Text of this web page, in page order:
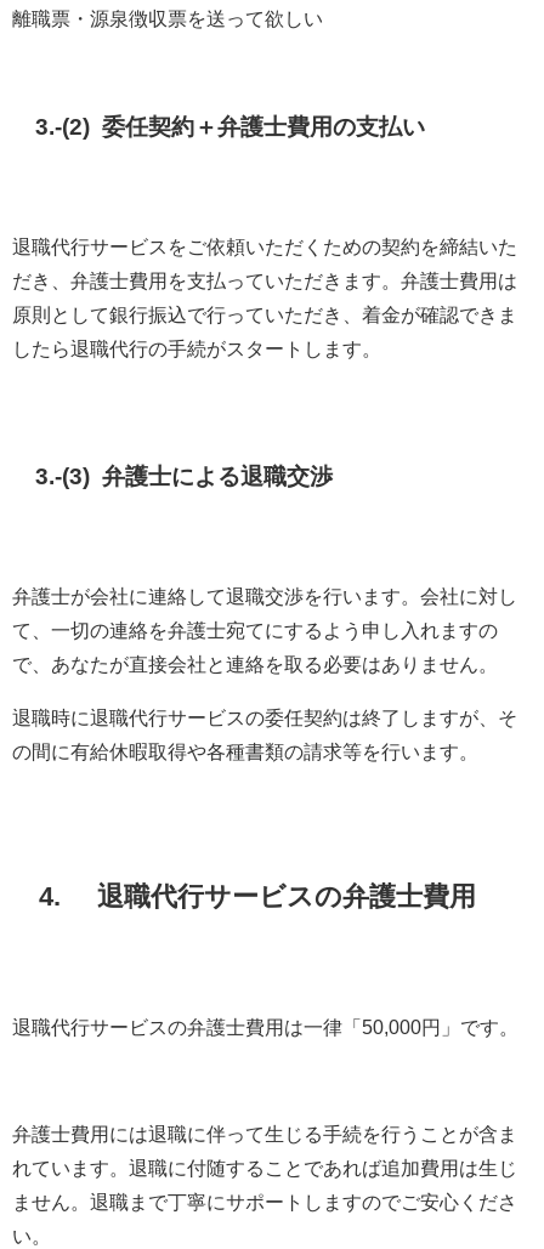
離職票・源泉徴収票を送って欲しい
3.-(2) 委任契約＋弁護士費用の支払い
退職代行サービスをご依頼いただくための契約を締結いた
だき、弁護士費用を支払っていただきます。弁護士費用は
原則として銀行振込で行っていただき、着金が確認できま
したら退職代行の手続がスタートします。
3.-(3) 弁護士による退職交渉
弁護士が会社に連絡して退職交渉を行います。会社に対し
て、一切の連絡を弁護士宛てにするよう申し入れますの
で、あなたが直接会社と連絡を取る必要はありません。
退職時に退職代行サービスの委任契約は終了しますが、そ
の間に有給休暇取得や各種書類の請求等を行います。
4. 退職代行サービスの弁護士費用
退職代行サービスの弁護士費用は一律「50,000円」です。
弁護士費用には退職に伴って生じる手続を行うことが含ま
れています。退職に付随することであれば追加費用は生じ
ません。退職まで丁寧にサポートしますのでご安心くださ
い。